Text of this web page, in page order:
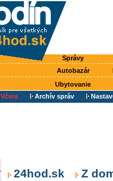
Správy
Autobazár
Ubytovanie
Včera Archív správ
24hod.sk Z